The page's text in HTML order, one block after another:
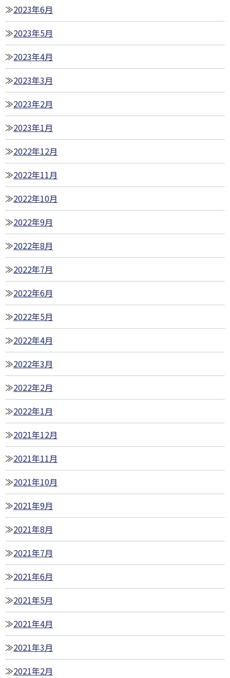
2023年6月
2023年5月
2023年4月
2023年3月
2023年2月
2023年1月
2022年12月
2022年11月
2022年10月
2022年9月
2022年8月
2022年7月
2022年6月
2022年5月
2022年4月
2022年3月
2022年2月
2022年1月
2021年12月
2021年11月
2021年10月
2021年9月
2021年8月
2021年7月
2021年6月
2021年5月
2021年4月
2021年3月
2021年2月